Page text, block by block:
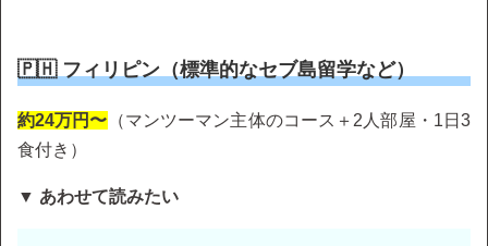
🇵🇭 フィリピン（標準的なセブ島留学など）
約24万円〜 （マンツーマン主体のコース＋2人部屋・1日3
食付き）
▼ あわせて読みたい